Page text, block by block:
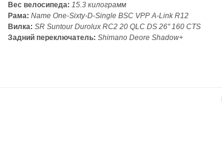
Вес велосипеда: 15.3 килограмм
Рама: Name One-Sixty-D-Single BSC VPP A-Link R12
Вилка: SR Suntour Durolux RC2 20 QLC DS 26" 160 CTS
Задний переключатель: Shimano Deore Shadow+